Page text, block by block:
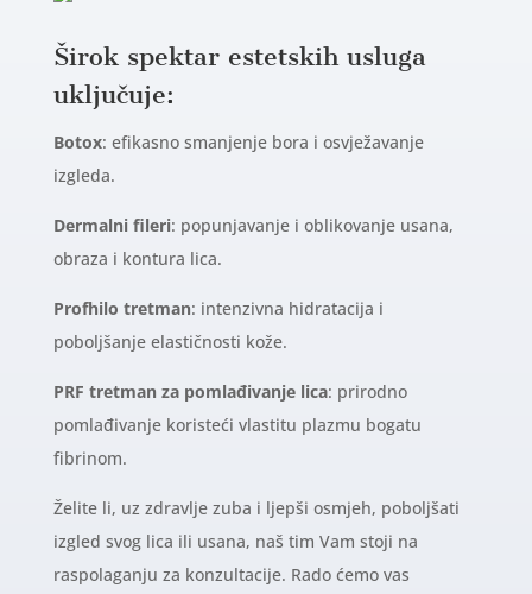
Širok spektar estetskih usluga
uključuje:
Botox: efikasno smanjenje bora i osvježavanje
izgleda.
Dermalni fileri: popunjavanje i oblikovanje usana,
obraza i kontura lica.
Profhilo tretman: intenzivna hidratacija i
poboljšanje elastičnosti kože.
PRF tretman za pomlađivanje lica: prirodno
pomlađivanje koristeći vlastitu plazmu bogatu
fibrinom.
Želite li, uz zdravlje zuba i ljepši osmjeh, poboljšati
izgled svog lica ili usana, naš tim Vam stoji na
raspolaganju za konzultacije. Rado ćemo vas